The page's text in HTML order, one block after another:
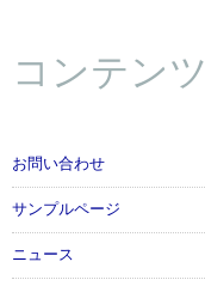
コンテンツ
お問い合わせ
サンプルページ
ニュース